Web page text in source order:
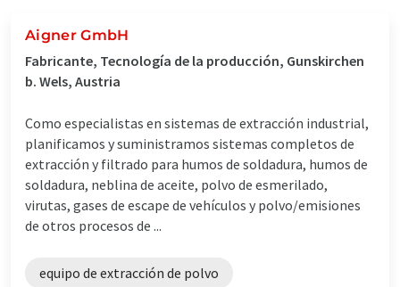
Aigner GmbH
Fabricante, Tecnología de la producción, Gunskirchen
b. Wels, Austria
Como especialistas en sistemas de extracción industrial,
planificamos y suministramos sistemas completos de
extracción y filtrado para humos de soldadura, humos de
soldadura, neblina de aceite, polvo de esmerilado,
virutas, gases de escape de vehículos y polvo/emisiones
de otros procesos de ...
equipo de extracción de polvo